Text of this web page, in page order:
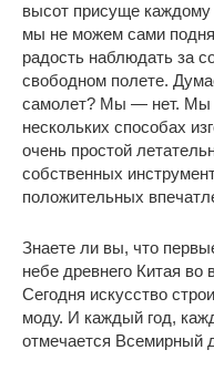
высот присуще каждому
мы не можем сами
радость наблюдать за
свободном полете.
самолет? Мы — нет. Мы
нескольких способах
очень простой
собственных
положительных
Знаете ли вы, что
небе древнего Китая
Сегодня искусство
моду. И каждый год,
отмечается Всемирный